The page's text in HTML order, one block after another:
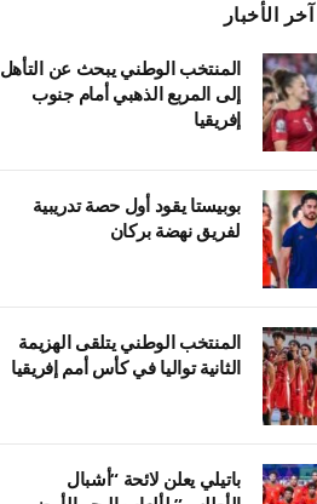
آخر الأخبار
المنتخب الوطني يبحث عن التأهل
إلى المربع الذهبي أمام جنوب
إفريقيا
بوبيستا يقود أول حصة تدريبية
لفريق نهضة بركان
المنتخب الوطني يتلقى الهزيمة
الثانية تواليا في كأس أمم إفريقيا
باتيلي يعلن لائحة “أشبال